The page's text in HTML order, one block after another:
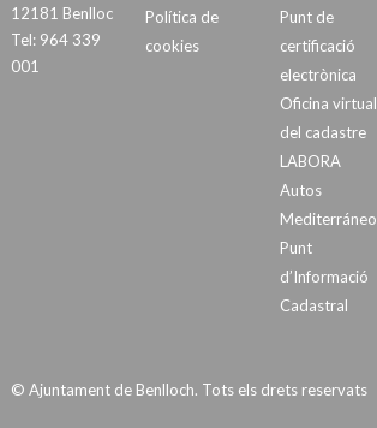
12181 Benlloc
Tel: 964 339
001
Política de
cookies
Punt de
certificació
electrònica
Oficina virtual
del cadastre
LABORA
Autos
Mediterráneo
Punt
d’Informació
Cadastral
© Ajuntament de Benlloch. Tots els drets reservats